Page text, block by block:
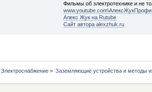
Фильмы об электротехнике и не
www.youtube.com\АлексЖукПрофи
Алекс Жук на Rutube
Сайт автора alexzhuk.ru
Электроснабжение» Заземляющие устройства и методы